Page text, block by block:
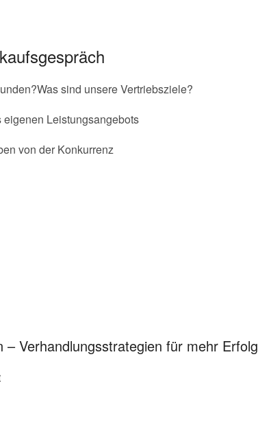
sind unsere Vertriebsziele?
Leistungsangebots
von der Konkurrenz
Verhandlungsstrategien für mehr Erfolg